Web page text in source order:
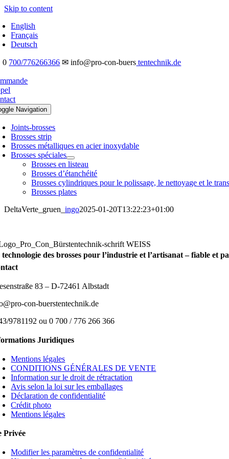
Skip to content
English
Français
Deutsch
700/776266366 ✉ info@pro-con-buers tentechnik.de
Navigation
Joints-brosses
Brosses strip
Brosses métalliques en acier inoxydable
Brosses spéciales
Brosses en listeau
Brosses d’étanchéité
Brosses cylindriques pour le polissage, le nettoyage et le
Brosses plates
DeltaVerte_gruen_ ingo2025-01-20T13:22:23+01:00
des brosses pour l’industrie et l’artisanat – fiable et
83 – D-72461 Albstadt
con-buerstentechnik.de
9781192 ou 0 700 / 776 266 366
Juridiques
Mentions légales
CONDITIONS GÉNÉRALES DE VENTE
Information sur le droit de rétractation
Avis selon la loi sur les emballages
Déclaration de confidentialité
Crédit photo
Mentions légales
Privée
Modifier les paramètres de confidentialité